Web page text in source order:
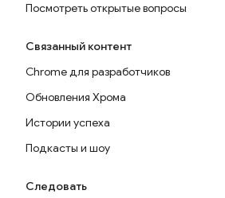
Посмотреть открытые вопросы
Связанный контент
Chrome для разработчиков
Обновления Хрома
Истории успеха
Подкасты и шоу
Следовать